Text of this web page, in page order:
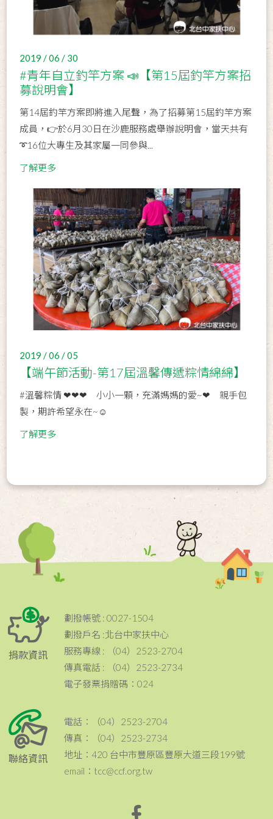
2019 / 06 / 30
#青年自立釣竿方案 📣【第15屆釣竿方案招
募說明會】
第14屆釣竿方案即將進入尾聲，為了招募第15屆釣竿方案
成員，👉於6月30日在沙鹿服務處舉辦說明會，當天共有
➰16位大專生及其家屬一同參與...
了解更多
2019 / 06 / 05
【端午節活動-第17屆溫馨傳遞粽情綿綿】
#溫馨粽情 ❤❤❤ 小小一顆，充滿媽媽的愛~❤ 親手包
製，期許希望永在~☺
了解更多
捐款資訊
劃撥帳號 : 0027-1504
劃撥戶名 :北台中家扶中心
服務專線 : （04）2523-2704
傳真電話 : （04）2523-2734
電子發票捐贈碼：024
聯絡資訊
電話：（04）2523-2704
傳真：（04）2523-2734
地址：420 台中市豐原區豐原大道三段199號
email：tcc@ccf.org.tw